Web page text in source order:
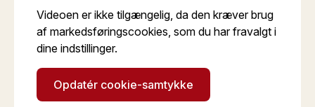
Videoen er ikke tilgængelig, da den kræver brug
af markedsføringscookies, som du har fravalgt i
dine indstillinger.
Opdatér cookie-samtykke